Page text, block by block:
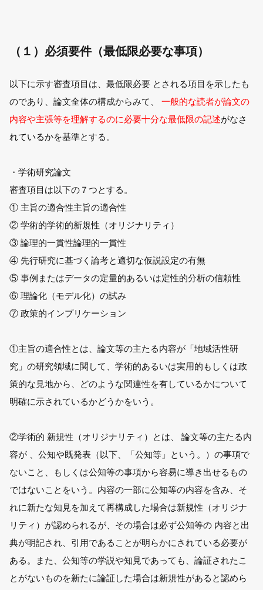
（１）必須要件（最低限必要な事項）
以下に示す審査項目は、最低限必要 とされる項目を示したも
のであり、論文全体の構成からみて、一般的な読者が論文の
内容や主張等を理解するのに必要十分な最低限の記述がなさ
れているかを基準とする。
・学術研究論文
審査項目は以下の７つとする。
① 主旨の適合性主旨の適合性
② 学術的学術的新規性（オリジナリティ）
③ 論理的一貫性論理的一貫性
④ 先行研究に基づく論考と適切な仮説設定の有無
⑤ 事例またはデータの定量的あるいは定性的分析の信頼性
⑥ 理論化（モデル化）の試み
⑦ 政策的インプリケーション
①主旨の適合性とは、論文等の主たる内容が「地域活性研
究」の研究領域に関して、学術的あるいは実用的もしくは政
策的な見地から、どのような関連性を有しているかについて
明確に示されているかどうかをいう。
②学術的 新規性（オリジナリティ）とは、 論文等の主たる内
容が 、公知や既発表（以下、「公知等」という。）の事項で
ないこと、もしくは公知等の事項から容易に導き出せるもの
ではないことをいう。内容の一部に公知等の内容を含み、そ
れに新たな知見を加えて再構成した場合は新規性（オリジナ
リティ）が認められるが、その場合は必ず公知等の 内容と出
典が明記され、引用であることが明らかにされている必要が
ある。また、公知等の学説や知見であっても、論証されたこ
とがないものを新たに論証した場合は新規性があると認めら